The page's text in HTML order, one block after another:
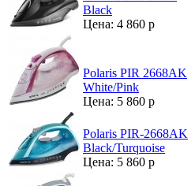
Black
Цена: 4 860 р
Polaris PIR 2668AK
White/Pink
Цена: 5 860 р
Polaris PIR-2668AK
Black/Turquoise
Цена: 5 860 р